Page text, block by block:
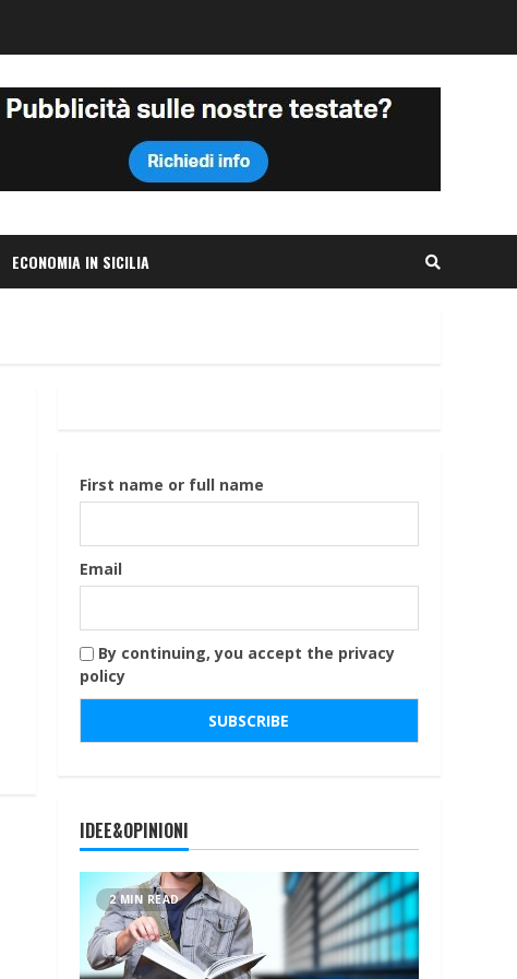
ECONOMIA IN SICILIA
First name or full name
Email
By continuing, you accept the privacy
policy
IDEE&OPINIONI
2 MIN READ